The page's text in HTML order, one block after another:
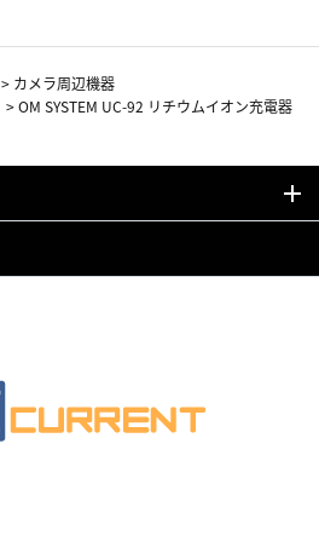
> カメラ周辺機器
>OM SYSTEM UC-92 リチウムイオン充電器